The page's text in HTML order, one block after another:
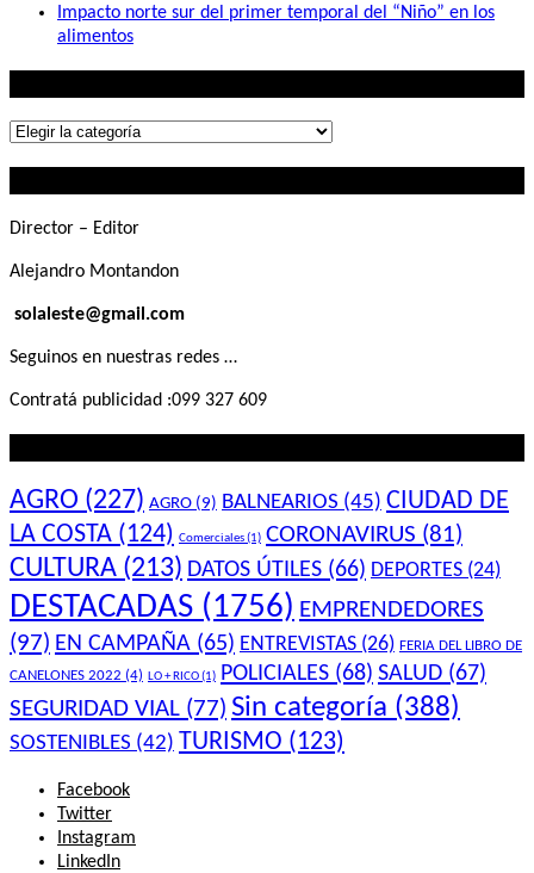
Impacto norte sur del primer temporal del “Niño” en los
alimentos
Lo
Director – Editor
Alejandro Montandon
solaleste@gmail.com
Seguinos en nuestras redes …
Contratá publicidad :099 327 609
AGRO (227) AGRO (9) BALNEARIOS (45) CIUDAD DE
LA COSTA (124) Comerciales(1) CORONAVIRUS (81)
CULTURA (213) DATOS ÚTILES (66) DEPORTES (24)
DESTACADAS (1756) EMPRENDEDORES
(97) EN CAMPAÑA (65) ENTREVISTAS (26) FERIA DEL LIBRO DE
CANELONES 2022 (4) LO + RICO(1) POLICIALES (68) SALUD (67)
SEGURIDAD VIAL (77) Sin categoría (388)
SOSTENIBLES (42) TURISMO (123)
Facebook
Twitter
Instagram
LinkedIn